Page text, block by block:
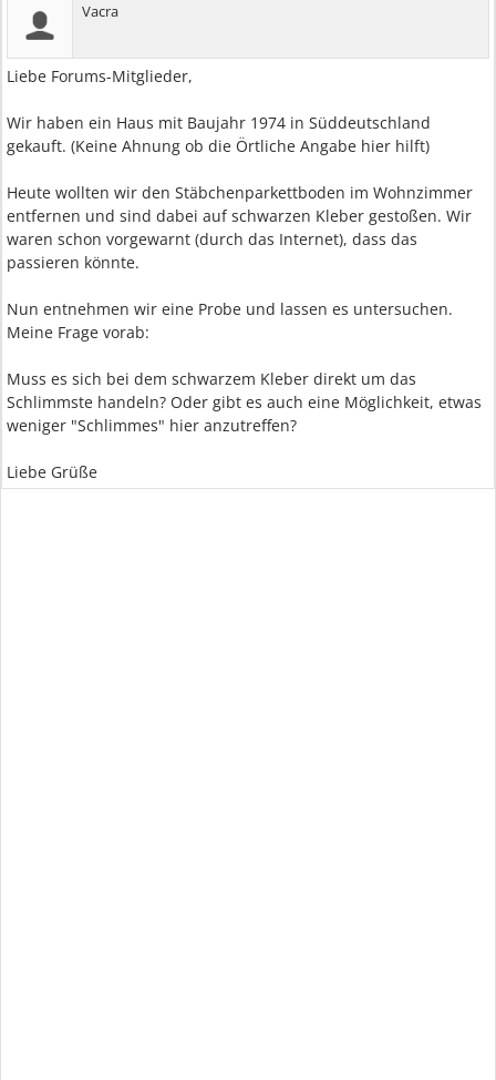
Vacra
Liebe Forums-Mitglieder,
Wir haben ein Haus mit Baujahr 1974 in Süddeutschland
gekauft. (Keine Ahnung ob die Örtliche Angabe hier hilft)
Heute wollten wir den Stäbchenparkettboden im Wohnzimmer
entfernen und sind dabei auf schwarzen Kleber gestoßen. Wir
waren schon vorgewarnt (durch das Internet), dass das
passieren könnte.
Nun entnehmen wir eine Probe und lassen es untersuchen.
Meine Frage vorab:
Muss es sich bei dem schwarzem Kleber direkt um das
Schlimmste handeln? Oder gibt es auch eine Möglichkeit, etwas
weniger "Schlimmes" hier anzutreffen?
Liebe Grüße